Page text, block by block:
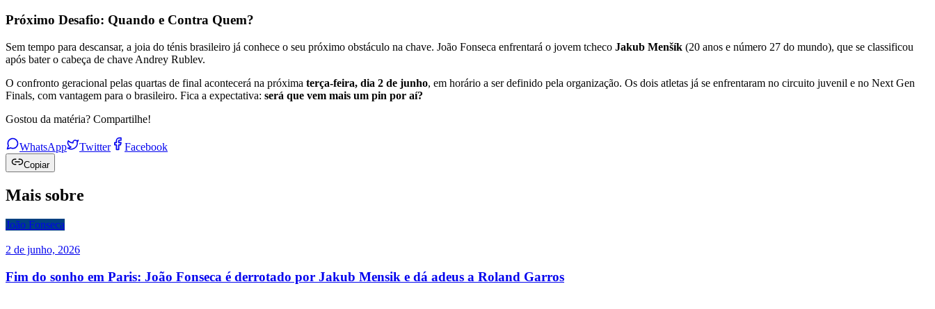
Próximo Desafio: Quando e Contra Quem?
Sem tempo para descansar, a joia do ténis brasileiro já conhece o seu próximo obstáculo na chave. João Fonseca enfrentará o jovem tcheco Jakub Menšík (20 anos e número 27 do mundo), que se classificou
após bater o cabeça de chave Andrey Rublev.
O confronto geracional pelas quartas de final acontecerá na próxima terça-feira, dia 2 de junho, em horário a ser definido pela organização. Os dois atletas já se enfrentaram no circuito juvenil e no Next Gen
Finals, com vantagem para o brasileiro. Fica a expectativa: será que vem mais um pin por aí?
Gostou da matéria? Compartilhe!
WhatsApp Twitter Facebook
Copiar
Mais sobre
João Fonseca
2 de junho, 2026
Fim do sonho em Paris: João Fonseca é derrotado por Jakub Mensik e dá adeus a Roland Garros